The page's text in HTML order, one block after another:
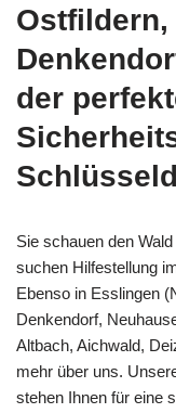
Ostfildern,
der
Sie schauen den
suchen Hilfestellung
Ebenso in Esslingen
Denkendorf,
Altbach, Aichwald,
mehr über uns.
stehen Ihnen für eine